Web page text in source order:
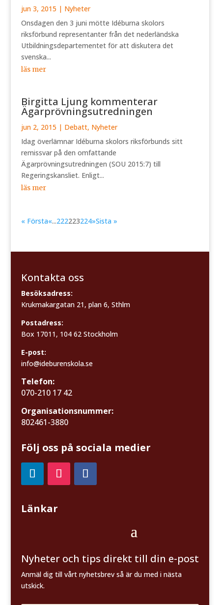
jun 3, 2015 | Nyheter
Onsdagen den 3 juni mötte Idéburna skolors
riksförbund representanter från det nederländska
Utbildningsdepartementet för att diskutera det
svenska...
läs mer
Birgitta Ljung kommenterar
Ägarprövningsutredningen
jun 2, 2015 | Debatt, Nyheter
Idag överlämnar Idéburna skolors riksförbunds sitt
remissvar på den omfattande
Ägarprövningsutredningen (SOU 2015:7) till
Regeringskansliet. Enligt...
läs mer
« Första«...222223224»Sista »
Kontakta oss
Besöksadress:
Krukmakargatan 21, plan 6, Sthlm
Postadress:
Box 17011, 104 62 Stockholm
E-post:
info@ideburenskola.se
Telefon:
070-210 17 42
Organisationsnummer:
802461-3880
Följ oss på sociala medier
Länkar
Nyheter och tips direkt till din e-post
Anmäl dig till vårt nyhetsbrev så är du med i nästa
utskick.